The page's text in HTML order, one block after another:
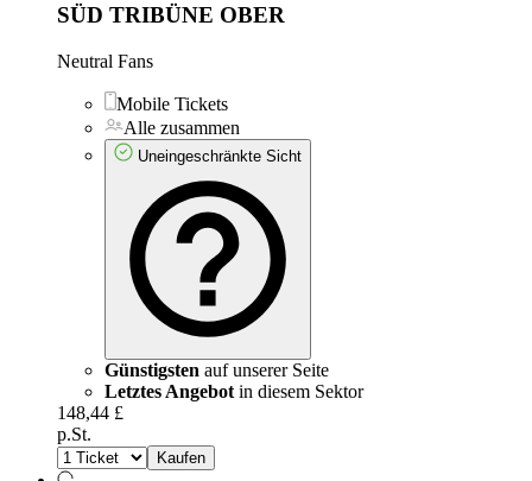
SÜD TRIBÜNE OBER
Neutral Fans
Mobile Tickets
Alle zusammen
Uneingeschränkte Sicht
Günstigsten auf unserer Seite
Letztes Angebot in diesem Sektor
148,44 £
p.St.
Kaufen